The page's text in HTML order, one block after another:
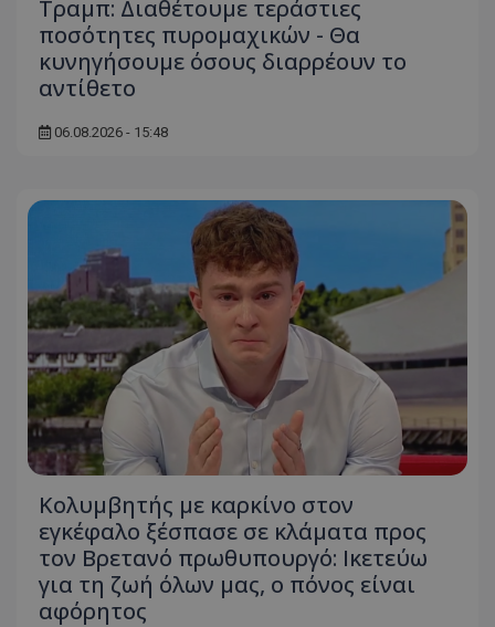
Τραμπ: Διαθέτουμε τεράστιες
ποσότητες πυρομαχικών - Θα
κυνηγήσουμε όσους διαρρέουν το
αντίθετο
06.08.2026 - 15:48
Κολυμβητής με καρκίνο στον
εγκέφαλο ξέσπασε σε κλάματα προς
τον Βρετανό πρωθυπουργό: Ικετεύω
για τη ζωή όλων μας, ο πόνος είναι
αφόρητος